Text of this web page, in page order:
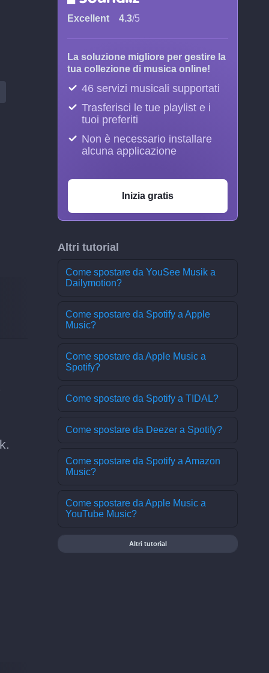
Excellent 4.3/5
La soluzione migliore per gestire la
tua collezione di musica online!
46 servizi musicali supportati
Trasferisci le tue playlist e i
tuoi preferiti
Non è necessario installare
alcuna applicazione
Inizia gratis
Altri tutorial
Come spostare da YouSee Musik a
Dailymotion?
Come spostare da Spotify a Apple
Music?
Come spostare da Apple Music a
Spotify?
Come spostare da Spotify a TIDAL?
Come spostare da Deezer a Spotify?
Come spostare da Spotify a Amazon
Music?
Come spostare da Apple Music a
YouTube Music?
Altri tutorial